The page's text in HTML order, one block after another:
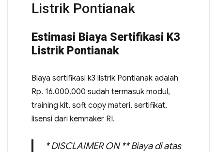
Listrik Pontianak
Estimasi Biaya Sertifikasi K3
Listrik Pontianak
Biaya sertifikasi k3 listrik Pontianak adalah
Rp. 16.000.000 sudah termasuk modul,
training kit, soft copy materi, sertifikat,
lisensi dari kemnaker RI.
* DISCLAIMER ON ** Biaya di atas